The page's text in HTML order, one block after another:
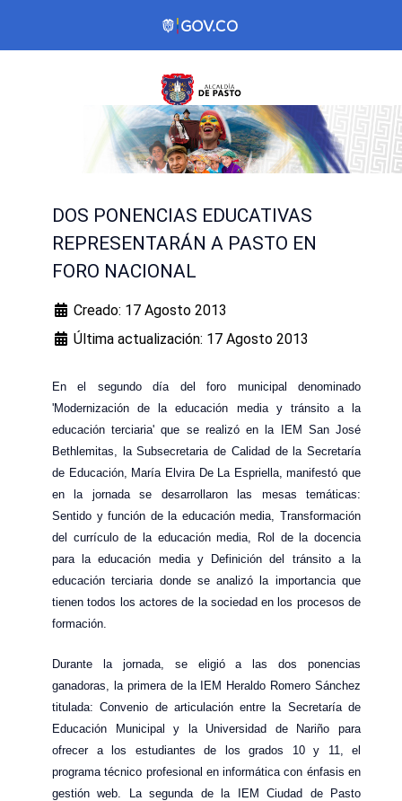
DOS PONENCIAS EDUCATIVAS
REPRESENTARÁN A PASTO EN
FORO NACIONAL
Creado: 17 Agosto 2013
Última actualización: 17 Agosto 2013
En el segundo día del foro municipal denominado
'Modernización de la educación media y tránsito a la
educación terciaria' que se realizó en la IEM San José
Bethlemitas, la Subsecretaria de Calidad de la Secretaría
de Educación, María Elvira De La Espriella, manifestó que
en la jornada se desarrollaron las mesas temáticas:
Sentido y función de la educación media, Transformación
del currículo de la educación media, Rol de la docencia
para la educación media y Definición del tránsito a la
educación terciaria donde se analizó la importancia que
tienen todos los actores de la sociedad en los procesos de
formación.
Durante la jornada, se eligió a las dos ponencias
ganadoras, la primera de la IEM Heraldo Romero Sánchez
titulada: Convenio de articulación entre la Secretaría de
Educación Municipal y la Universidad de Nariño para
ofrecer a los estudiantes de los grados 10 y 11, el
programa técnico profesional en informática con énfasis en
gestión web. La segunda de la IEM Ciudad de Pasto